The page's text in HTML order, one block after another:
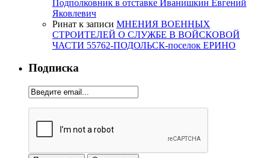
Подполковник в отставке Иванишкин Евгений
Яковлевич
Ринат к записи МНЕНИЯ ВОЕННЫХ
СТРОИТЕЛЕЙ О СЛУЖБЕ В ВОЙСКОВОЙ
ЧАСТИ 55762-ПОДОЛЬСК-поселок ЕРИНО
Подписка